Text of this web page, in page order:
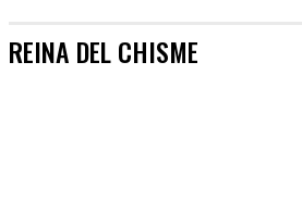
REINA DEL CHISME